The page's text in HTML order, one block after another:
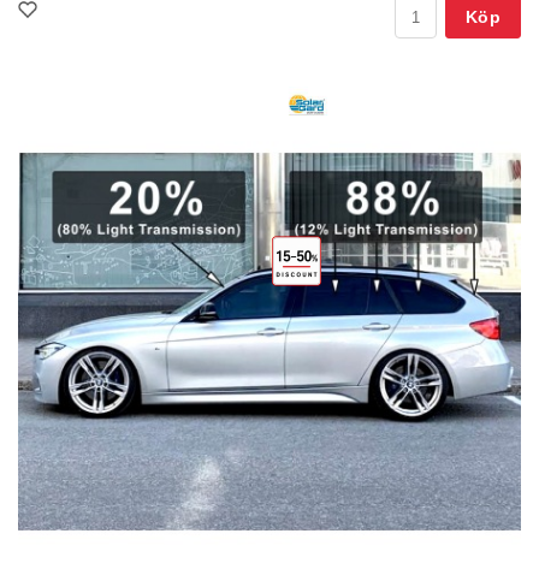
Köp